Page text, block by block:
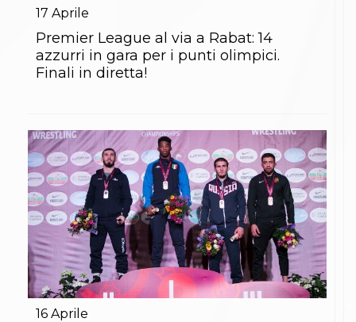
17 Aprile
Premier League al via a Rabat: 14
azzurri in gara per i punti olimpici.
Finali in diretta!
16 Aprile